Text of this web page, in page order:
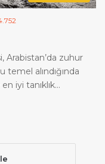
Arabistan’da zuhur
alındığında
iyi tanıklık…